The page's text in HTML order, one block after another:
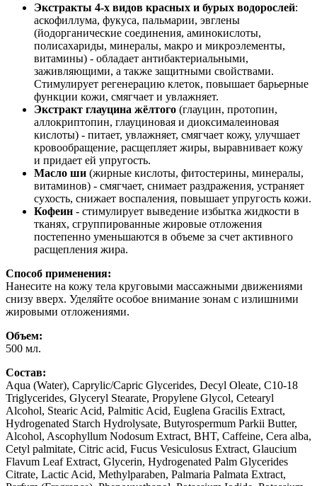
Экстракты 4-х видов красных и бурых водорослей:
аскофиллума, фукуса, пальмарии, эвглены
(йодорганические соединения, аминокислоты,
полисахариды, минералы, макро и микроэлементы,
витамины) - обладает антибактериальными,
заживляющими, а также защитными свойствами.
Стимулирует регенерацию клеток, повышает барьерные
функции кожи, смягчает и увлажняет.
Экстракт глауцина жёлтого (глауцин, протопин,
аллокриптопин, глауциновая и диоксималеиновая
кислоты) - питает, увлажняет, смягчает кожу, улучшает
кровообращение, расщепляет жиры, выравнивает кожу
и придает ей упругость.
Масло ши (жирные кислоты, фитостерины, минералы,
витаминов) - смягчает, снимает раздражения, устраняет
сухость, снижает воспаления, повышает упругость кожи.
Кофеин - стимулирует выведение избытка жидкости в
тканях, сгруппированные жировые отложения
постепенно уменьшаются в объеме за счет активного
расщепления жира.
Способ применения:
Нанесите на кожу тела круговыми массажными движениями
снизу вверх. Уделяйте особое внимание зонам с излишними
жировыми отложениями.
Объем:
500 мл.
Состав:
Aqua (Water), Caprylic/Capric Glycerides, Decyl Oleate, C10-18
Triglycerides, Glyceryl Stearate, Propylene Glycol, Cetearyl
Alcohol, Stearic Acid, Palmitic Acid, Euglena Gracilis Extract,
Hydrogenated Starch Hydrolysate, Butyrospermum Parkii Butter,
Alcohol, Ascophyllum Nodosum Extract, BHT, Caffeine, Cera alba,
Cetyl palmitate, Citric acid, Fucus Vesiculosus Extract, Glaucium
Flavum Leaf Extract, Glycerin, Hydrogenated Palm Glycerides
Citrate, Lactic Acid, Methylparaben, Palmaria Palmata Extract,